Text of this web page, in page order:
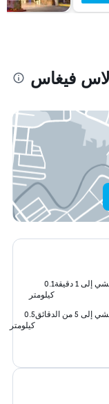
فيغاس
1 دقيقة
0.1
كيلومتر
من الدقائق
0.5
كيلومتر